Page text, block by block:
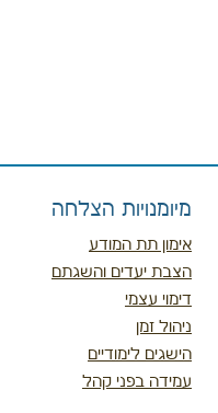
מיומנויות הצלחה
אימון תת המודע
הצבת יעדים והשגתם
דימוי עצמי
ניהול זמן
הישגים לימודיים
עמידה בפני קהל